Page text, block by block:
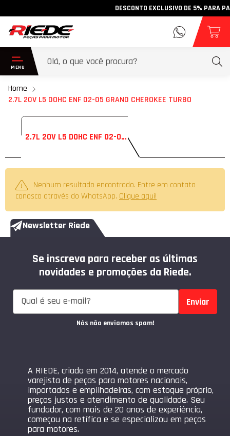
DESCONTO EXCLUSIVO DE 5% PARA
Home
2.7L 20V L5 DOHC ENF 02-05 GRAND CHEROKEE TURBO
2.7L 20V L5 DOHC ENF 02-05 GRAND CHEROKEE TURBO
Nenhum resultado encontrado. Entre em contato
conosco através do WhatsApp. Clique aqui!
Newsletter Riede
Se inscreva para receber as últimas
novidades e promoções da Riede.
Enviar
Nós não enviamos spam!
A RIEDE, criada em 2014, atende o mercado
varejista de peças para motores nacionais,
importados e empilhadeiras, com estoque próprio,
preços justos e atendimento de qualidade. Seu
fundador, com mais de 20 anos de experiência,
começou na retífica e se especializou em peças
para motores.